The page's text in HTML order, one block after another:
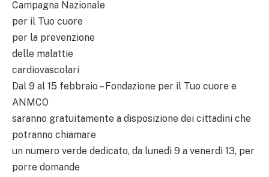
Campagna Nazionale
per il Tuo cuore
per la prevenzione
delle malattie
cardiovascolari
Dal 9 al 15 febbraio – Fondazione per il Tuo cuore e
ANMCO
saranno gratuitamente a disposizione dei cittadini che
potranno chiamare
un numero verde dedicato, da lunedì 9 a venerdì 13, per
porre domande